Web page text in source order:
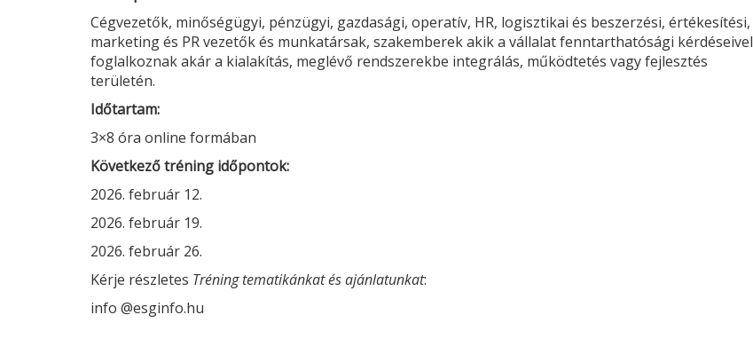
Cégvezetők, minőségügyi, pénzügyi, gazdasági, operatív, HR, logisztikai és beszerzési, értékesítési,
marketing és PR vezetők és munkatársak, szakemberek akik a vállalat fenntarthatósági kérdéseivel
foglalkoznak akár a kialakítás, meglévő rendszerekbe integrálás, működtetés vagy fejlesztés
területén.
Időtartam:
3×8 óra online formában
Következő tréning időpontok:
2026. február 12.
2026. február 19.
2026. február 26.
Kérje részletes Tréning tematikánkat és ajánlatunkat:
info @esginfo.hu